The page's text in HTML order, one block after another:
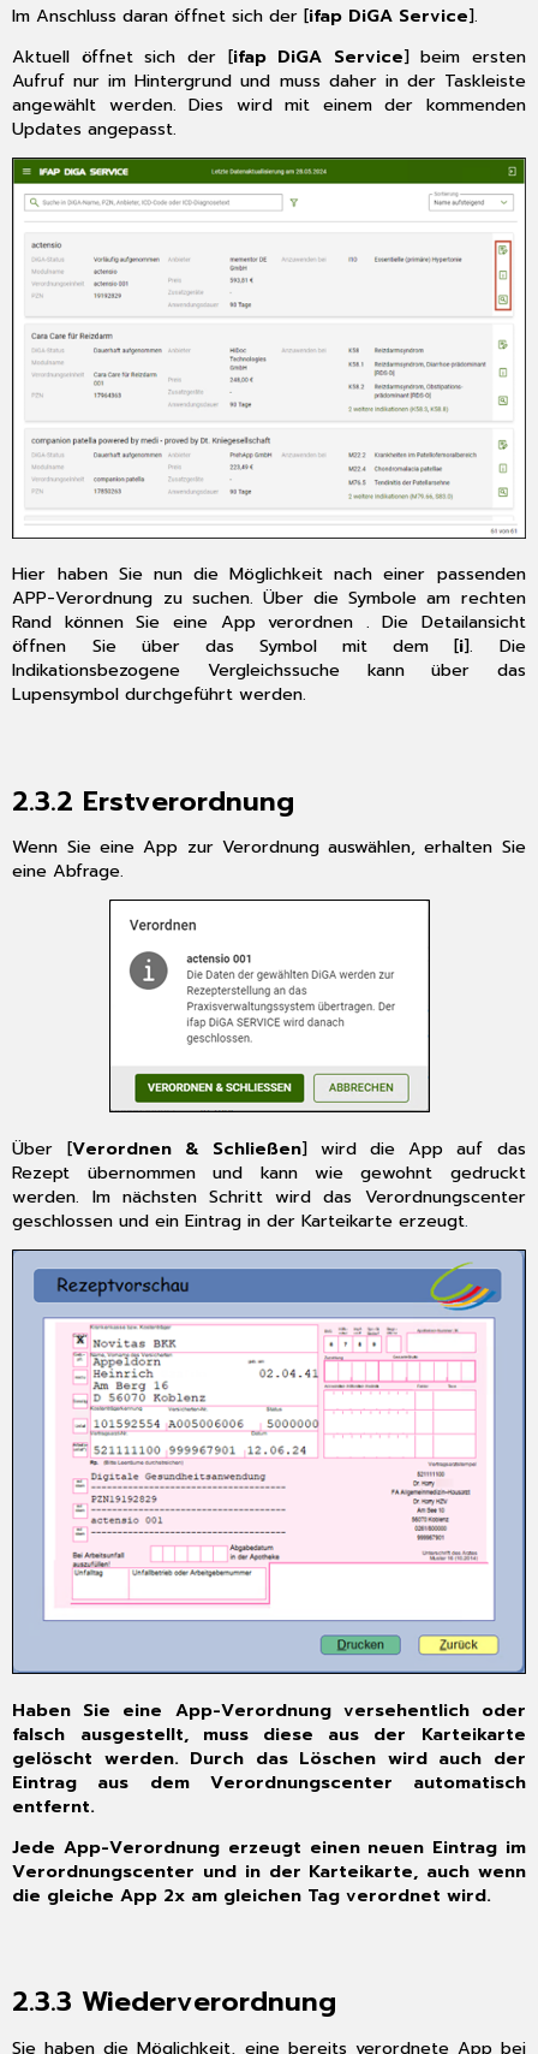
Verwendung
des
Online-
Updates
6.4
Nur
bei
Verwendung
der
DVD
6.5
Für
alle
Installationsarten
6.6
Erster
Start
von
CGM TURBOMED nach
der
Update-
Installation
7
Das
Hilfe-
System
von
zur
in
diesem
Dokument
CGM TURBOMED
Gebrauchsanweisung
CGM TURBOMED
Anwender-
Hotline
Im Anschluss daran öffnet sich der [ifap DiGA Service].
Aktuell öffnet sich der [ifap DiGA Service] beim ersten
Aufruf nur im Hintergrund und muss daher in der Taskleiste
angewählt werden. Dies wird mit einem der kommenden
Updates angepasst.
Hier haben Sie nun die Möglichkeit nach einer passenden
APP-Verordnung zu suchen. Über die Symbole am rechten
Rand können Sie eine App verordnen . Die Detailansicht
öffnen Sie über das Symbol mit dem [i]. Die
Indikationsbezogene Vergleichssuche kann über das
Lupensymbol durchgeführt werden.
2.3.2 Erstverordnung
Wenn Sie eine App zur Verordnung auswählen, erhalten Sie
eine Abfrage.
Über [Verordnen & Schließen] wird die App auf das
Rezept übernommen und kann wie gewohnt gedruckt
werden. Im nächsten Schritt wird das Verordnungscenter
geschlossen und ein Eintrag in der Karteikarte erzeugt.
Haben Sie eine App-Verordnung versehentlich oder
falsch ausgestellt, muss diese aus der Karteikarte
gelöscht werden. Durch das Löschen wird auch der
Eintrag aus dem Verordnungscenter automatisch
entfernt.
Jede App-Verordnung erzeugt einen neuen Eintrag im
Verordnungscenter und in der Karteikarte, auch wenn
die gleiche App 2x am gleichen Tag verordnet wird.
2.3.3 Wiederverordnung
Sie haben die Möglichkeit, eine bereits verordnete App bei